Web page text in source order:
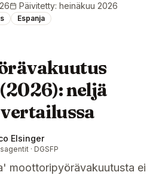
Päivitetty: heinäkuu 2026
Espanja
neljä
Elsinger
· DGSFP
moottoripyörävakuutusta ei